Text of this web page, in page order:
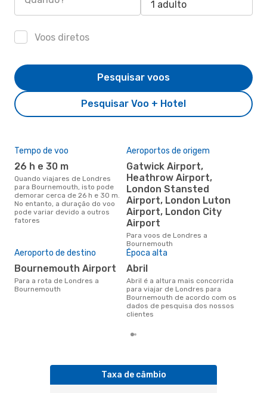
1 adulto
Voos diretos
Pesquisar Voo + Hotel
Pesquisar voos
Tempo de voo
26 h e 30 m
Quando viajares de Londres
para Bournemouth, isto pode
demorar cerca de 26 h e 30 m.
No entanto, a duração do voo
pode variar devido a outros
fatores
Aeroportos de origem
Gatwick Airport,
Heathrow Airport,
London Stansted
Airport, London Luton
Airport, London City
Airport
Para voos de Londres a
Bournemouth
Aeroporto de destino
Bournemouth Airport
Para a rota de Londres a
Bournemouth
Época alta
abril
abril é a altura mais concorrida
para viajar de Londres para
Bournemouth de acordo com os
dados de pesquisa dos nossos
clientes
Taxa de câmbio